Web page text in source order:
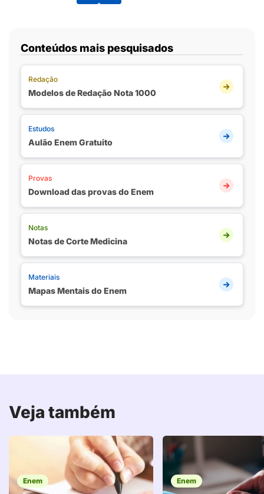
Conteúdos mais pesquisados
Redação
Modelos de Redação Nota 1000
Estudos
Aulão Enem Gratuito
Provas
Download das provas do Enem
Notas
Notas de Corte Medicina
Materiais
Mapas Mentais do Enem
Veja também
Enem Enem